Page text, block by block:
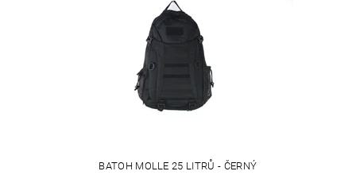
BATOH MOLLE 25 LITRŮ - ČERNÝ